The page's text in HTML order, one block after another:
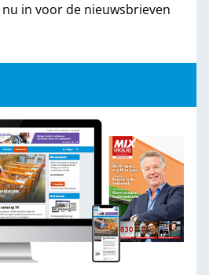
in voor de nieuwsbrieven